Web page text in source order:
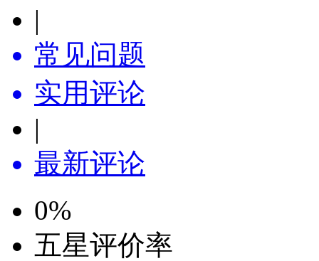
|
常见问题
实用评论
|
最新评论
0%
五星评价率